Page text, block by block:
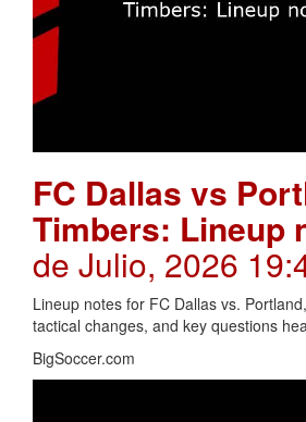
FC Dallas vs
Timbers: Lineup
de Julio, 2026
Lineup notes for FC Dallas vs.
tactical changes, and key questions
BigSoccer.com